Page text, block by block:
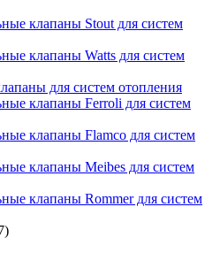
клапаны Stout для систем
клапаны Watts для систем
для систем отопления
клапаны Ferroli для систем
клапаны Flamco для систем
клапаны Meibes для систем
клапаны Rommer для систем